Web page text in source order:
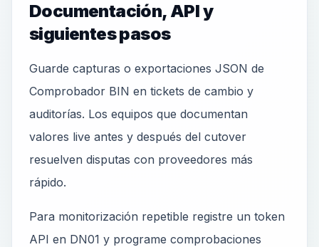
Documentación, API y
siguientes pasos
Guarde capturas o exportaciones JSON de
Comprobador BIN en tickets de cambio y
auditorías. Los equipos que documentan
valores live antes y después del cutover
resuelven disputas con proveedores más
rápido.
Para monitorización repetible registre un token
API en DN01 y programe comprobaciones